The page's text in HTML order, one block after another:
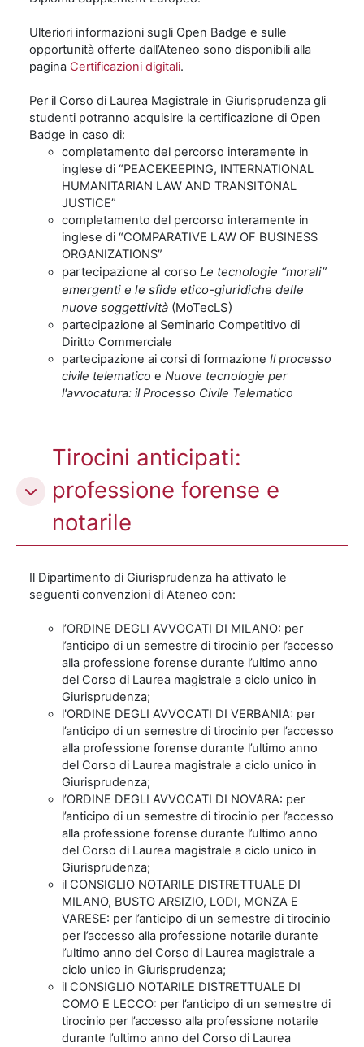
Ulteriori informazioni sugli Open Badge e sulle
opportunità offerte dall’Ateneo sono disponibili alla
pagina Certificazioni digitali.
Per il Corso di Laurea Magistrale in Giurisprudenza gli
studenti potranno acquisire la certificazione di Open
Badge in caso di:
completamento del percorso interamente in
inglese di “PEACEKEEPING, INTERNATIONAL
HUMANITARIAN LAW AND TRANSITONAL
JUSTICE”
completamento del percorso interamente in
inglese di “COMPARATIVE LAW OF BUSINESS
ORGANIZATIONS”
partecipazione al corso Le tecnologie “morali”
emergenti e le sfide etico-giuridiche delle
nuove soggettività (MoTecLS)
partecipazione al Seminario Competitivo di
Diritto Commerciale
partecipazione ai corsi di formazione Il processo
civile telematico e Nuove tecnologie per
l'avvocatura: il Processo Civile Telematico
Tirocini anticipati:
professione forense e
notarile
Il Dipartimento di Giurisprudenza ha attivato le
seguenti convenzioni di Ateneo con:
l’ORDINE DEGLI AVVOCATI DI MILANO: per
l’anticipo di un semestre di tirocinio per l’accesso
alla professione forense durante l’ultimo anno
del Corso di Laurea magistrale a ciclo unico in
Giurisprudenza;
l'ORDINE DEGLI AVVOCATI DI VERBANIA: per
l’anticipo di un semestre di tirocinio per l’accesso
alla professione forense durante l’ultimo anno
del Corso di Laurea magistrale a ciclo unico in
Giurisprudenza;
l’ORDINE DEGLI AVVOCATI DI NOVARA: per
l’anticipo di un semestre di tirocinio per l’accesso
alla professione forense durante l’ultimo anno
del Corso di Laurea magistrale a ciclo unico in
Giurisprudenza;
il CONSIGLIO NOTARILE DISTRETTUALE DI
MILANO, BUSTO ARSIZIO, LODI, MONZA E
VARESE: per l’anticipo di un semestre di tirocinio
per l’accesso alla professione notarile durante
l’ultimo anno del Corso di Laurea magistrale a
ciclo unico in Giurisprudenza;
il CONSIGLIO NOTARILE DISTRETTUALE DI
COMO E LECCO: per l’anticipo di un semestre di
tirocinio per l’accesso alla professione notarile
durante l’ultimo anno del Corso di Laurea